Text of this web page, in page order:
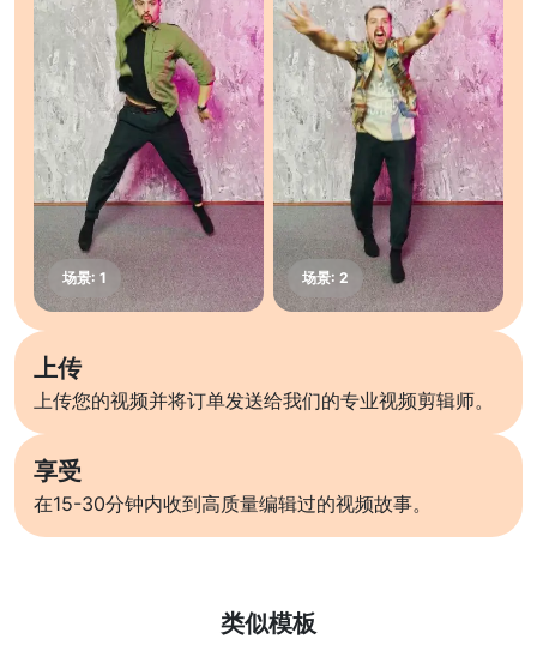
上传
上传您的视频并将订单发送给我们的专业视频剪辑师。
享受
在15-30分钟内收到高质量编辑过的视频故事。
类似模板
了解更多